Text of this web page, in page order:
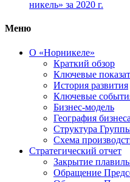
никель» за 2020 г.
Меню
О «Норникеле»
Краткий обзор
Ключевые
История развития
Ключевые
Бизнес-модель
География бизнеса
Структура
Схема
Стратегический отчет
Закрытие
Обращение